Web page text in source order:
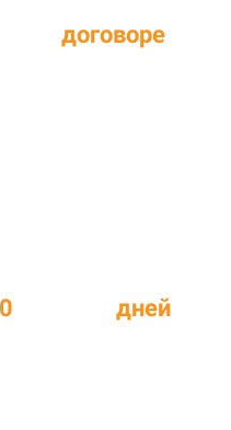
договоре
дней